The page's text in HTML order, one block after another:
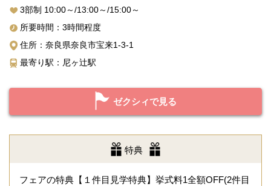
3部制 10:00～/13:00～/15:00～
所要時間：3時間程度
住所：奈良県奈良市宝来1-3-1
最寄り駅：尼ヶ辻駅
ゼクシィで見る
特典
フェアの特典【１件目見学特典】挙式料1全額OFF(2件目